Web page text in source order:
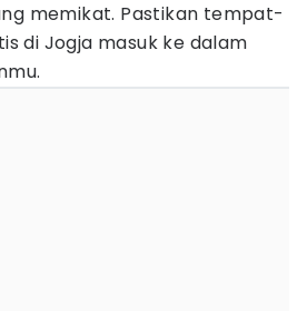
memikat. Pastikan tempat-
di Jogja masuk ke dalam